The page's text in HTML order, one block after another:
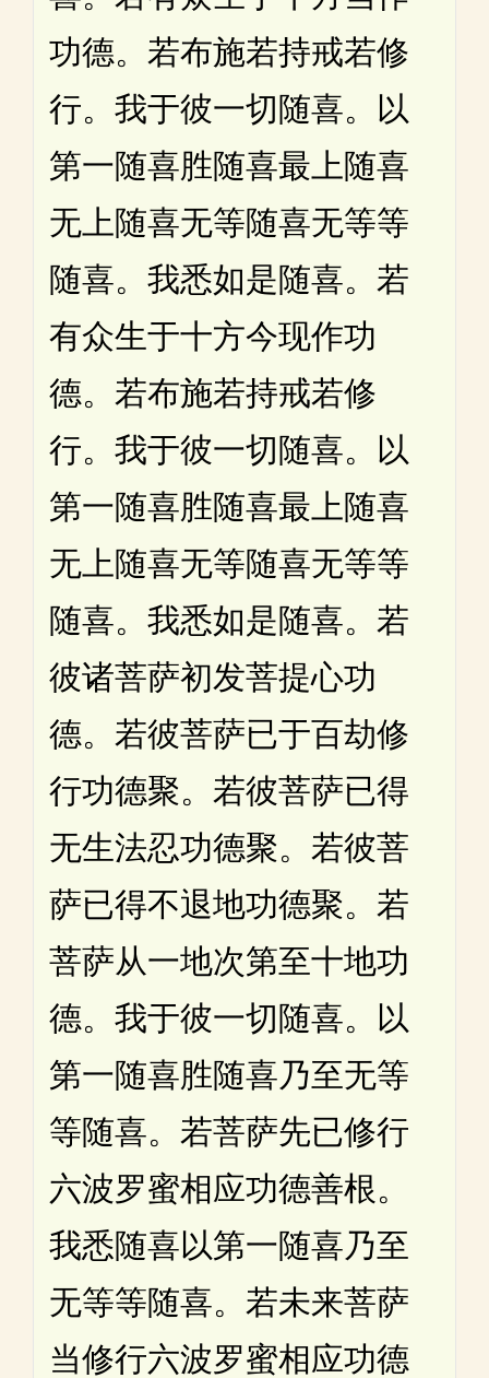
功德。若布施若持戒若修
行。我于彼一切随喜。以
第一随喜胜随喜最上随喜
无上随喜无等随喜无等等
随喜。我悉如是随喜。若
有众生于十方今现作功
德。若布施若持戒若修
行。我于彼一切随喜。以
第一随喜胜随喜最上随喜
无上随喜无等随喜无等等
随喜。我悉如是随喜。若
彼诸菩萨初发菩提心功
德。若彼菩萨已于百劫修
行功德聚。若彼菩萨已得
无生法忍功德聚。若彼菩
萨已得不退地功德聚。若
菩萨从一地次第至十地功
德。我于彼一切随喜。以
第一随喜胜随喜乃至无等
等随喜。若菩萨先已修行
六波罗蜜相应功德善根。
我悉随喜以第一随喜乃至
无等等随喜。若未来菩萨
当修行六波罗蜜相应功德